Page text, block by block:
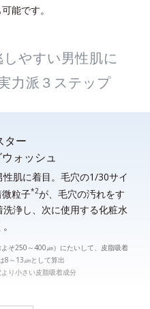
能です。
やすい男性肌に
力派３ステップ
ター
ォッシュ
性肌に着目。毛穴の1/30サイ
粒子*2が、毛穴の汚れをす
洗浄し、次に使用する化粧水
そ250～400㎛）にたいして、皮脂吸着
8～13㎛として算出
り小さい皮脂吸着成分